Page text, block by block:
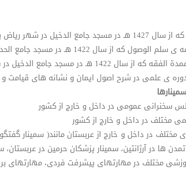
تا 600 دانشجو درآن شرکت می کنند.
هـ در مسجد جامع الحدیثی در شهر ریاض برگزار می شود.
در شهر ریاض برگزار می شد. و این دروس مؤقتا متوقف شده است.
ی علمی در شرح اصول ایمان و نشانه های قیامت و
سخنرانی عمومی در داخل و خارج از کشور
مختلف در داخل و خارج از کشور
مختلف در داخل و خارج از عربستان مانند( سمینار
ها در آرژانتین، سمینار پزشکان حرمین در
مختلف در مهارتهای پیشرفت فردی، مهارتهای